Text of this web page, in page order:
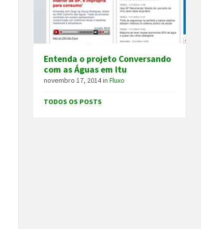
Entenda o projeto Conversando
com as Águas em Itu
novembro 17, 2014inFluxo
TODOS OS POSTS